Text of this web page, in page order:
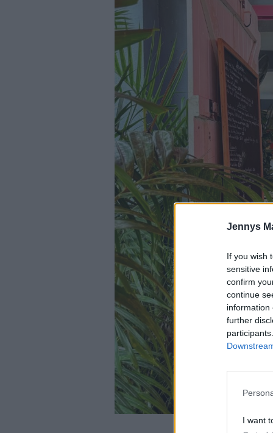
Jennys
If you wish
sensitive
confirm
continue
information
further
I want